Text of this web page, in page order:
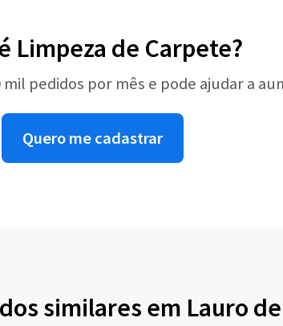
Limpeza de Carpete?
mil pedidos por mês e pode ajudar a
Quero me cadastrar
similares em Lauro